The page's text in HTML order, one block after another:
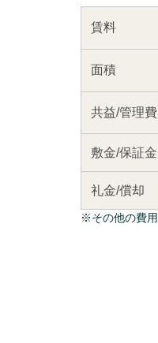
賃料
面積
共益/管理費
敷金/保証金
礼金/償却
※その他の費用